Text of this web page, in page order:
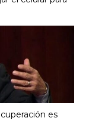
es